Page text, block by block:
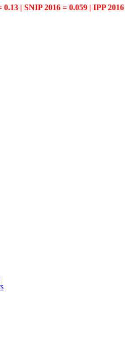
0.13 | SNIP 2016 = 0.059 | IPP